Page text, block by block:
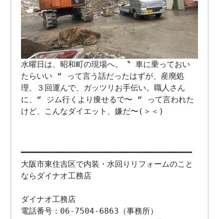
水曜日は、昭和町の現場へ。〝 車に乗っておい
たらいい “ って言う話だったはずが、産廃処
理、３回運んで、ガッツリお手伝い。職人さん
に、“ ジム行くより痩せるで〜 “ って言われた
けど、こんなダイエット、嫌だ〜(＞＜)
━━━━━━━━━━━━━━━━━━━━━━━━━━━━━━━━━━━
大阪市東住吉区で内装・水回りリフォームのこと
ならダイナオ工務店
ダイナオ工務店
電話番号：06-7504-6863（事務所）